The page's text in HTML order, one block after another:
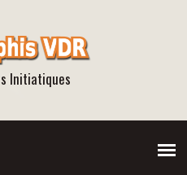
Initiatiques